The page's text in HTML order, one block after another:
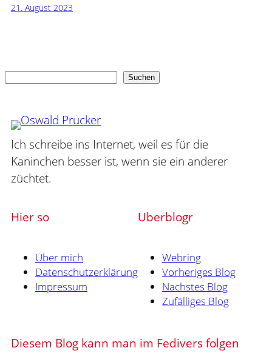
21. August 2023
Suchen
Ich schreibe ins Internet, weil es für die
Kaninchen besser ist, wenn sie ein anderer
züchtet.
Hier so
Über mich
Datenschutzerklärung
Impressum
Uberblogr
Webring
Vorheriges Blog
Nächstes Blog
Zufälliges Blog
Diesem Blog kann man im Fedivers folgen